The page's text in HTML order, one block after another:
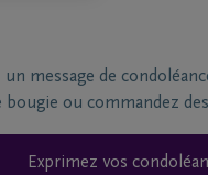
un message de
bougie ou commandez
Exprimez vos